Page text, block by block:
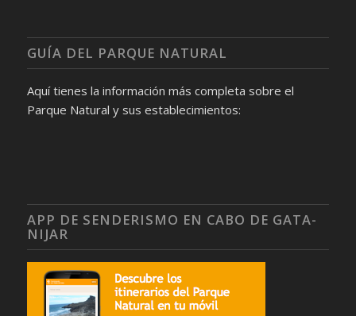
GUÍA DEL PARQUE NATURAL
Aquí tienes la información más completa sobre el
Parque Natural y sus establecimientos:
APP DE SENDERISMO EN CABO DE GATA-
NIJAR